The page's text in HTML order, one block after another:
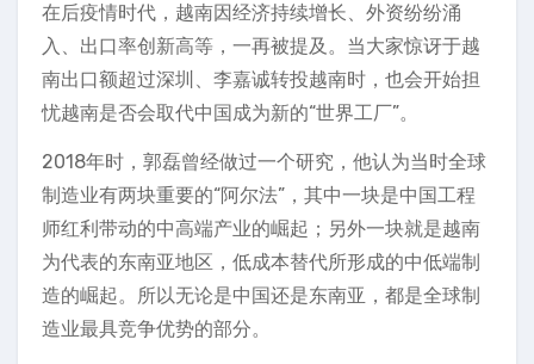
在后疫情时代，越南因经济持续增长、外资纷纷涌
入、出口率创新高等，一再被提及。当大家惊讶于越
南出口额超过深圳、李嘉诚转投越南时，也会开始担
忧越南是否会取代中国成为新的“世界工厂”。
2018年时，郭磊曾经做过一个研究，他认为当时全球
制造业有两块重要的“阿尔法”，其中一块是中国工程
师红利带动的中高端产业的崛起；另外一块就是越南
为代表的东南亚地区，低成本替代所形成的中低端制
造的崛起。所以无论是中国还是东南亚，都是全球制
造业最具竞争优势的部分。